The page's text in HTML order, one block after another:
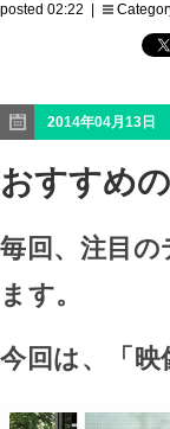
posted 02:22 |
2014年04月13日
おすすめ
毎回、注目
ます。
今回は、「映